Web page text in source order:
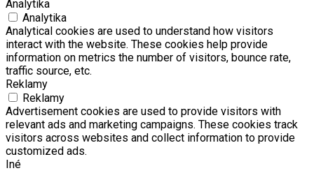
Analytika
Analytika
Analytical cookies are used to understand how visitors
interact with the website. These cookies help provide
information on metrics the number of visitors, bounce rate,
traffic source, etc.
Reklamy
Reklamy
Advertisement cookies are used to provide visitors with
relevant ads and marketing campaigns. These cookies track
visitors across websites and collect information to provide
customized ads.
Iné